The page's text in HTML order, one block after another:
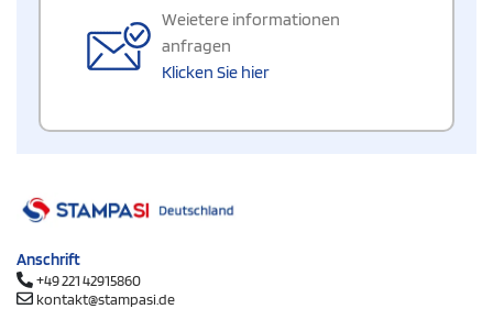
Weietere informationen
anfragen
Klicken Sie hier
Anschrift
+49 221 42915860
kontakt@stampasi.de